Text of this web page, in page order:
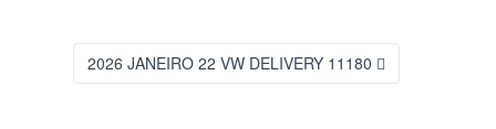
2026 JANEIRO 22 VW DELIVERY 11180